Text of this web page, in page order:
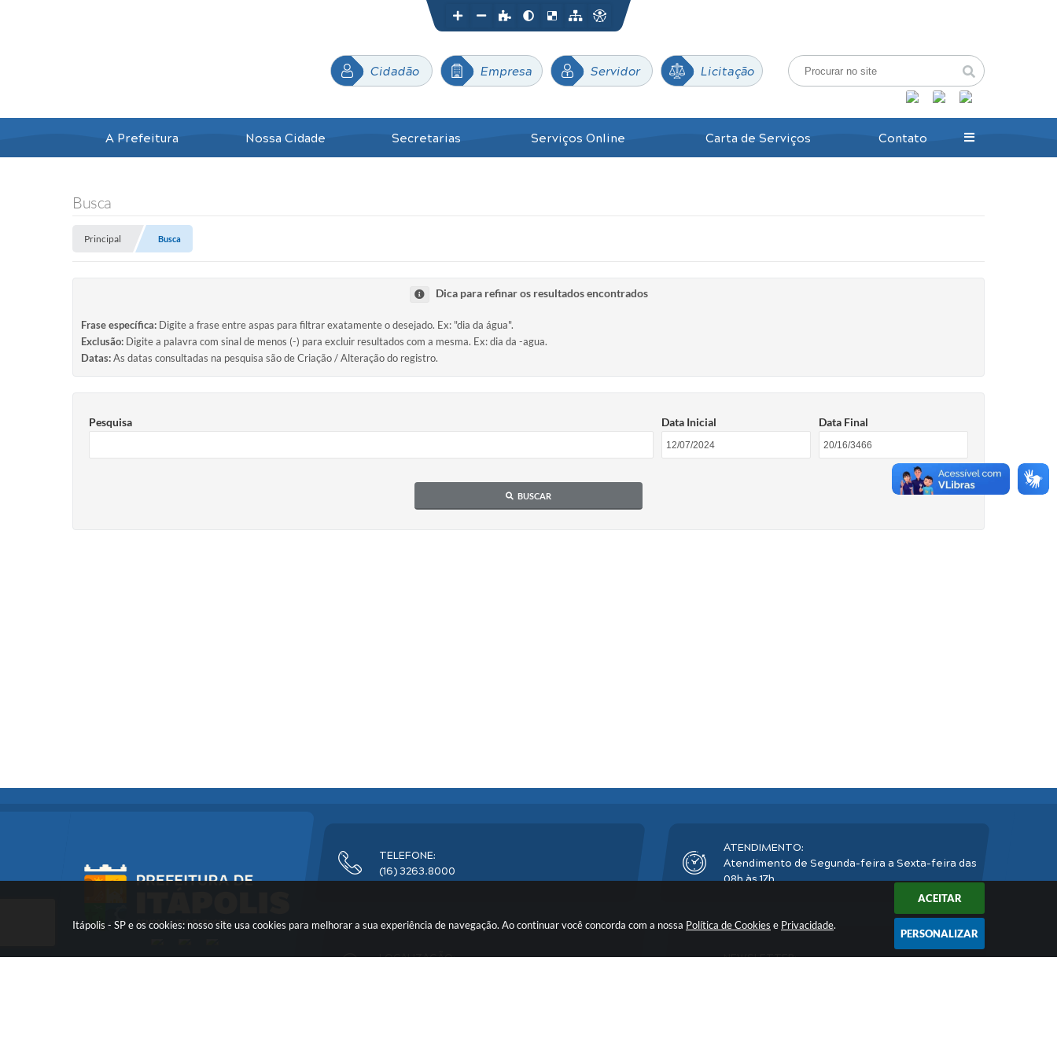
Itápolis - SP e os cookies: nosso site usa cookies para melhorar a sua experiência de navegação. Ao continuar você concorda com a nossa Política de Cookies e Privacidade.
ACEITAR
PERSONALIZAR
Cidadão Empresa Servidor Licitação
A Prefeitura Nossa Cidade Secretarias Serviços Online Carta de Serviços Contato
Busca
Principal Busca
Dica para refinar os resultados encontrados
Frase específica: Digite a frase entre aspas para filtrar exatamente o desejado. Ex: "dia da água".
Exclusão: Digite a palavra com sinal de menos (-) para excluir resultados com a mesma. Ex: dia da -agua.
Datas:As datas consultadas na pesquisa são de Criação / Alteração do registro.
Pesquisa Data Inicial Data Final
BUSCAR
TELEFONE:
(16) 3263.8000
ATENDIMENTO:
Atendimento de Segunda-feira a Sexta-feira das
08h às 17h
LOCALIZAÇÃO:
NEWSLETTER: